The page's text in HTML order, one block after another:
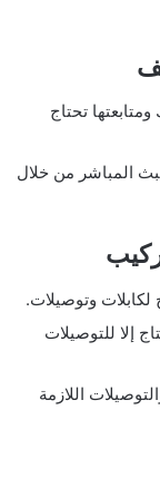
تحتاج
المباشر من خلال
وتوصيلات.
إلا للتوصيلات
اللازمة